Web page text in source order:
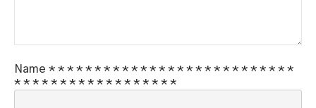
Name * * * * * * * * * * * * * * * * * * * * * * * * * * *
* * * * * * * * * * * * * * * * * *